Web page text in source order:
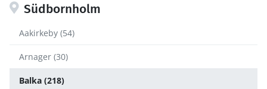
Südbornholm
Aakirkeby (54)
Arnager (30)
Balka (218)